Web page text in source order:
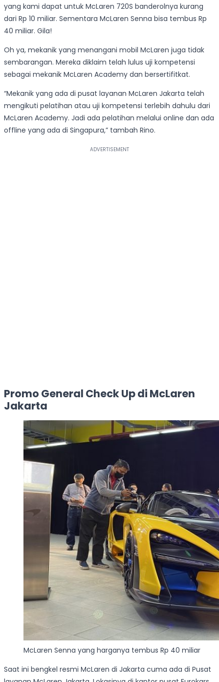
yang kami dapat untuk McLaren 720S banderolnya kurang
dari Rp 10 miliar. Sementara McLaren Senna bisa tembus Rp
40 miliar. Gila!
Oh ya, mekanik yang menangani mobil McLaren juga tidak
sembarangan. Mereka diklaim telah lulus uji kompetensi
sebagai mekanik McLaren Academy dan bersertifitkat.
“Mekanik yang ada di pusat layanan McLaren Jakarta telah
mengikuti pelatihan atau uji kompetensi terlebih dahulu dari
McLaren Academy. Jadi ada pelatihan melalui online dan ada
offline yang ada di Singapura,” tambah Rino.
Promo General Check Up di McLaren
Jakarta
McLaren Senna yang harganya tembus Rp 40 miliar
Saat ini bengkel resmi McLaren di Jakarta cuma ada di Pusat